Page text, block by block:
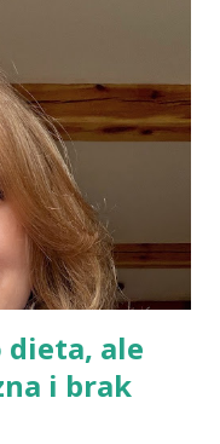
drożdżach czy
żołądka kwasem i
możemy także
przepis na
soli. Z tych składników
aby ciasto nie kleiło
ale
i brak